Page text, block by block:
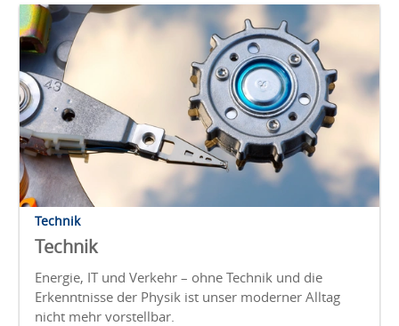
Technik
Technik
Energie, IT und Verkehr – ohne Technik und die
Erkenntnisse der Physik ist unser moderner Alltag
nicht mehr vorstellbar.